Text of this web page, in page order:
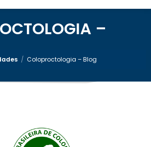
–
/ Coloproctologia – Blog